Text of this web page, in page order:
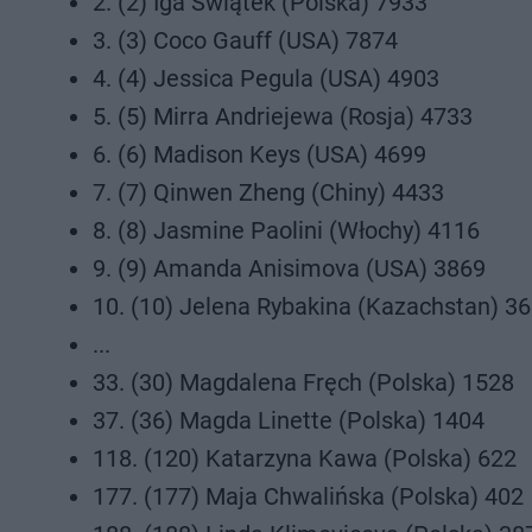
3. (3) Coco Gauff (USA) 7874
4. (4) Jessica Pegula (USA) 4903
5. (5) Mirra Andriejewa (Rosja) 4733
6. (6) Madison Keys (USA) 4699
7. (7) Qinwen Zheng (Chiny) 4433
8. (8) Jasmine Paolini (Włochy) 4116
9. (9) Amanda Anisimova (USA) 3869
10. (10) Jelena Rybakina (Kazachstan)
...
33. (30) Magdalena Fręch (Polska) 1528
37. (36) Magda Linette (Polska) 1404
118. (120) Katarzyna Kawa (Polska) 622
177. (177) Maja Chwalińska (Polska) 402